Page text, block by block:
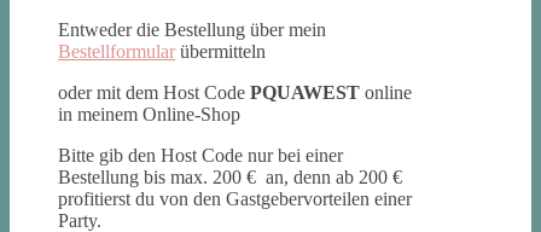
Entweder die Bestellung über mein
Bestellformular übermitteln
oder mit dem Host Code PQUAWEST online
in meinem Online-Shop
Bitte gib den Host Code nur bei einer
Bestellung bis max. 200 € an, denn ab 200 €
profitierst du von den Gastgebervorteilen einer
Party.